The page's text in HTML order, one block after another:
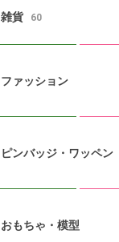
雑貨 60
ファッション
ピンバッジ・ワッペン
おもちゃ・模型